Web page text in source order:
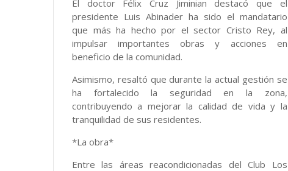
El doctor Félix Cruz Jiminian destacó que el
presidente Luis Abinader ha sido el mandatario
que más ha hecho por el sector Cristo Rey, al
impulsar importantes obras y acciones en
beneficio de la comunidad.
Asimismo, resaltó que durante la actual gestión se
ha fortalecido la seguridad en la zona,
contribuyendo a mejorar la calidad de vida y la
tranquilidad de sus residentes.
*La obra*
Entre las áreas reacondicionadas del Club Los